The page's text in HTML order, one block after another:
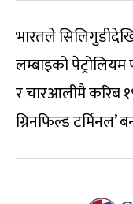
भारतले
लम्बाइको
र चारआलीमै करिब
ग्रिनफिल्ड टर्मिनल’